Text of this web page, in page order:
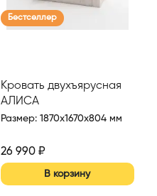
Бестселлер
Кровать двухъярусная
АЛИСА
Размер: 1870x1670x804 мм
26 990₽
В корзину